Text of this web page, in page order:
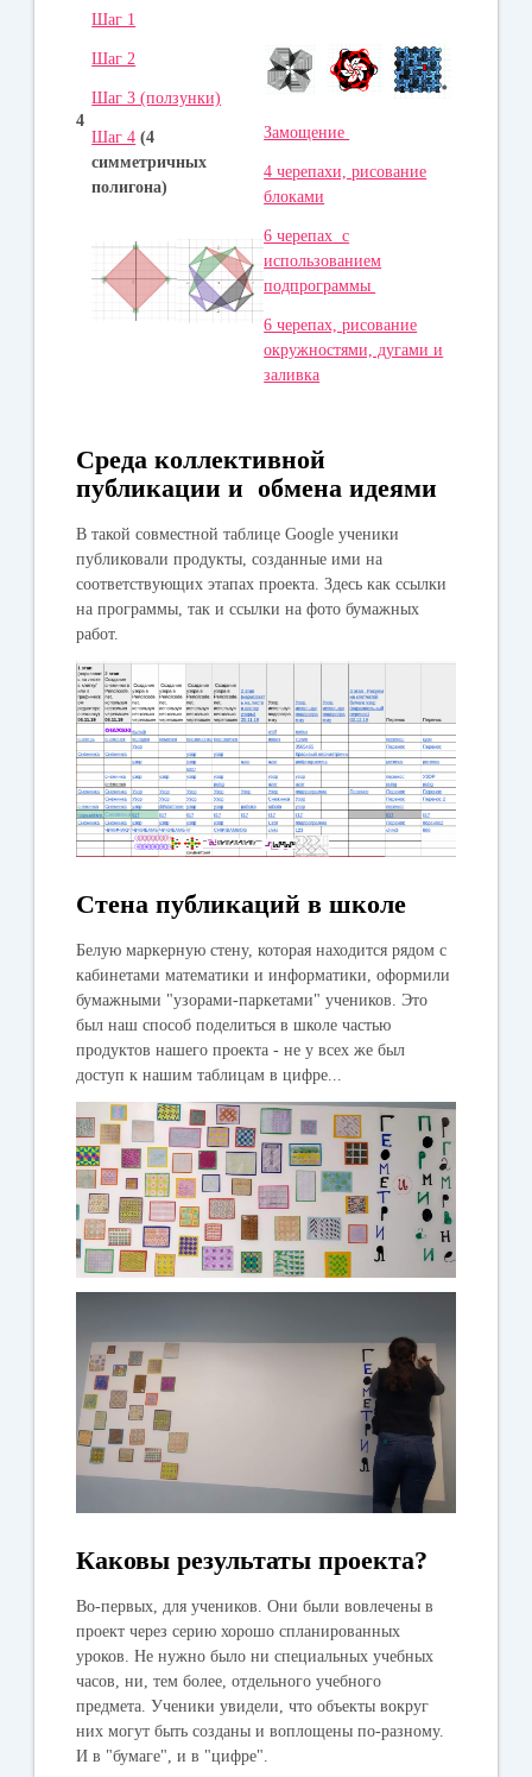
4
Шаг 1
Шаг 2
Шаг 3 (ползунки)
Шаг 4 (4
симметричных
полигона)
Замощение
4 черепахи, рисование
блоками
6 черепах с
использованием
подпрограммы
6 черепах, рисование
окружностями, дугами и
заливка
Среда коллективной
публикации и обмена идеями
В такой совместной таблице Google ученики
публиковали продукты, созданные ими на
соответствующих этапах проекта. Здесь как ссылки
на программы, так и ссылки на фото бумажных
работ.
Стена публикаций в школе
Белую маркерную стену, которая находится рядом с
кабинетами математики и информатики, оформили
бумажными "узорами-паркетами" учеников. Это
был наш способ поделиться в школе частью
продуктов нашего проекта - не у всех же был
доступ к нашим таблицам в цифре...
Каковы результаты проекта?
Во-первых, для учеников. Они были вовлечены в
проект через серию хорошо спланированных
уроков. Не нужно было ни специальных учебных
часов, ни, тем более, отдельного учебного
предмета. Ученики увидели, что объекты вокруг
них могут быть созданы и воплощены по-разному.
И в "бумаге", и в "цифре".